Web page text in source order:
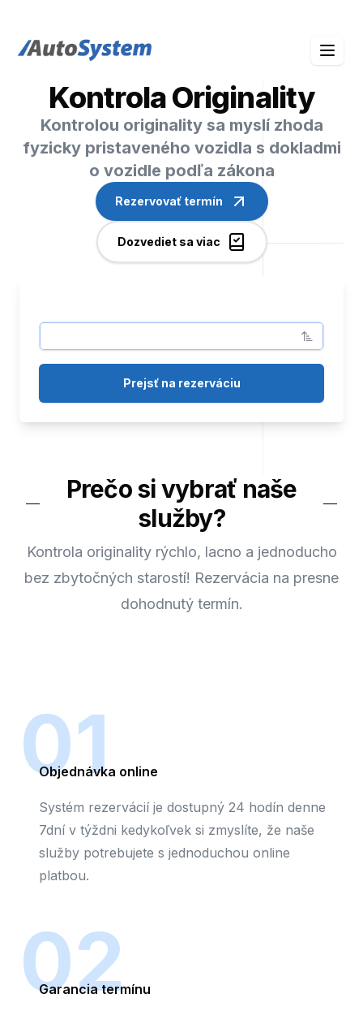
auto-system logo
Prejsť na rezerváciu
Kontrola Originality
Kontrolou originality sa myslí zhoda
fyzicky pristaveného vozidla s dokladmi
o vozidle podľa zákona
Rezervovať termín
Dozvediet sa viac
Prečo si vybrať naše
služby?
Kontrola originality rýchlo, lacno a jednoducho
bez zbytočných starostí! Rezervácia na presne
dohodnutý termín.
01
Objednávka online
Systém rezervácií je dostupný 24 hodín denne
7dní v týždni kedykoľvek si zmyslíte, že naše
služby potrebujete s jednoduchou online
platbou.
02
Garancia termínu